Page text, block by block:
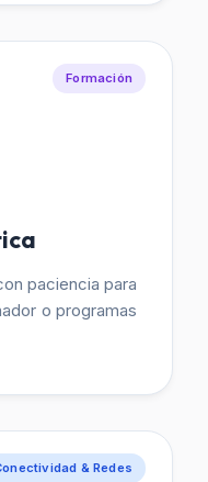
Formación
paciencia para
o programas
& Redes